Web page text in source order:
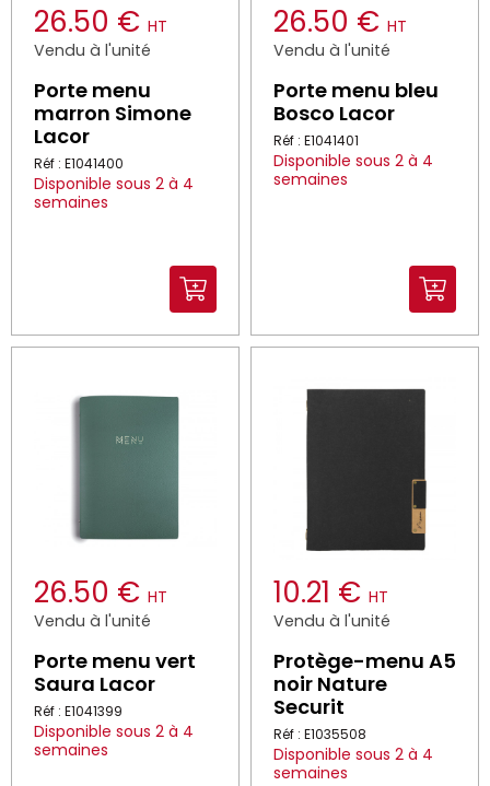
26.50 € HT
Vendu à l'unité
Porte menu
marron Simone
Lacor
Réf : E1041400
Disponible sous 2 à 4
semaines
26.50 € HT
Vendu à l'unité
Porte menu bleu
Bosco Lacor
Réf : E1041401
Disponible sous 2 à 4
semaines
26.50 € HT
Vendu à l'unité
Porte menu vert
Saura Lacor
Réf : E1041399
Disponible sous 2 à 4
semaines
10.21 € HT
Vendu à l'unité
Protège-menu A5
noir Nature
Securit
Réf : E1035508
Disponible sous 2 à 4
semaines